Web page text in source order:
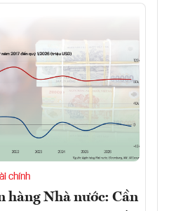
chính
hàng Nhà nước: Cần